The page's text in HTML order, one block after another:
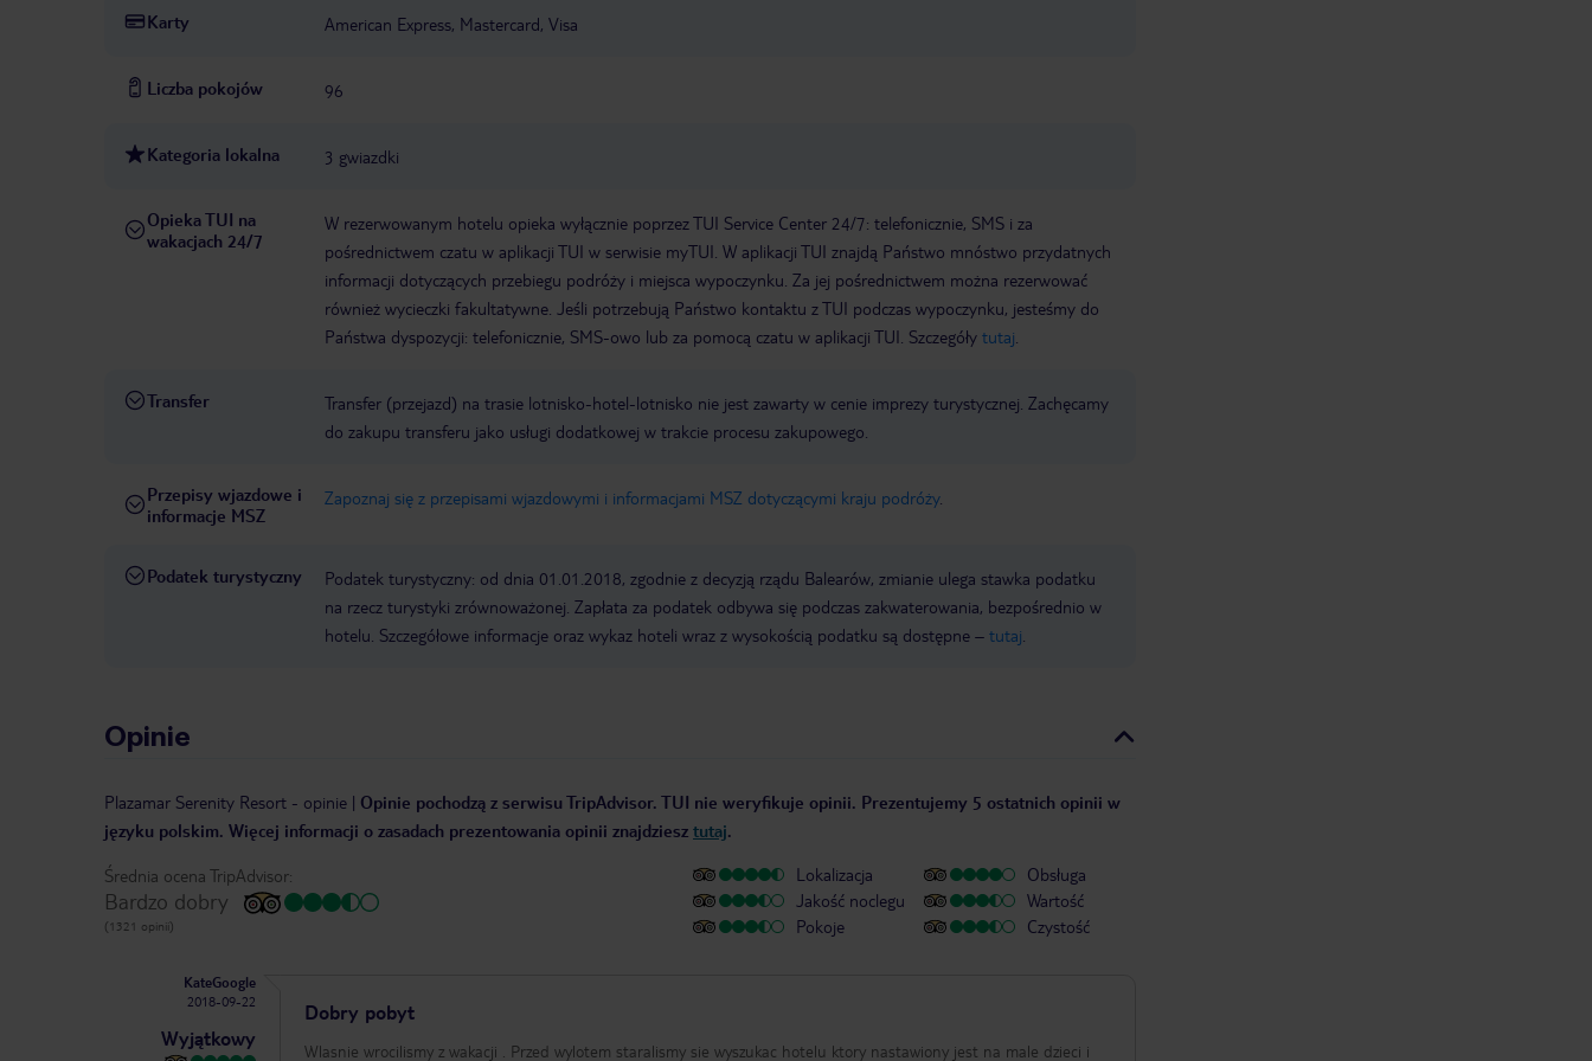
Karty American Express, Mastercard, Visa
Liczba pokojów 96
Kategoria lokalna 3 gwiazdki
Opieka TUI na
wakacjach 24/7
W rezerwowanym hotelu opieka wyłącznie poprzez TUI Service Center 24/7: telefonicznie, SMS i za
pośrednictwem czatu w aplikacji TUI w serwisie myTUI. W aplikacji TUI znajdą Państwo mnóstwo przydatnych
informacji dotyczących przebiegu podróży i miejsca wypoczynku. Za jej pośrednictwem można rezerwować
również wycieczki fakultatywne. Jeśli potrzebują Państwo kontaktu z TUI podczas wypoczynku, jesteśmy do
Państwa dyspozycji: telefonicznie, SMS-owo lub za pomocą czatu w aplikacji TUI. Szczegóły tutaj
Transfer
Transfer (przejazd) na trasie lotnisko-hotel-lotnisko nie jest zawarty w cenie imprezy turystycznej. Zachęcamy
do zakupu transferu jako usługi dodatkowej w trakcie procesu zakupowego.
Przepisy wjazdowe i
informacje MSZ
Zapoznaj się z przepisami wjazdowymi i informacjami MSZ dotyczącymi kraju podróży.
Podatek turystyczny
Podatek turystyczny: od dnia 01.01.2018, zgodnie z decyzją rządu Balearów, zmianie ulega stawka podatku
na rzecz turystyki zrównoważonej. Zapłata za podatek odbywa się podczas zakwaterowania, bezpośrednio w
hotelu. Szczegółowe informacje oraz wykaz hoteli wraz z wysokością podatku są dostępne – tutaj
Opinie
Plazamar Serenity Resort - opinie | Opinie pochodzą z serwisu TripAdvisor. TUI nie weryfikuje opinii. Prezentujemy 5 ostatnich opinii w
języku polskim. Więcej informacji o zasadach prezentowania opinii znajdziesz tutaj.
Średnia ocena TripAdvisor:
Bardzo dobry
(1321 opinii)
Lokalizacja
Jakość noclegu
Pokoje
Obsługa
Wartość
Czystość
KateGoogle
2018-09-22
Wyjątkowy
Dobry pobyt
Wlasnie wrocilismy z wakacji . Przed wylotem staralismy sie wyszukac hotelu ktory nastawiony jest na male dzieci i